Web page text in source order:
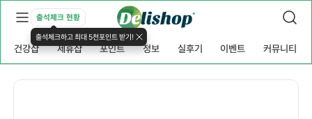
출석체크 현황
출석체크하고 최대 5천포인트 받기!
건강샵 제휴샵 포인트 정보 실후기 이벤트 커뮤니티